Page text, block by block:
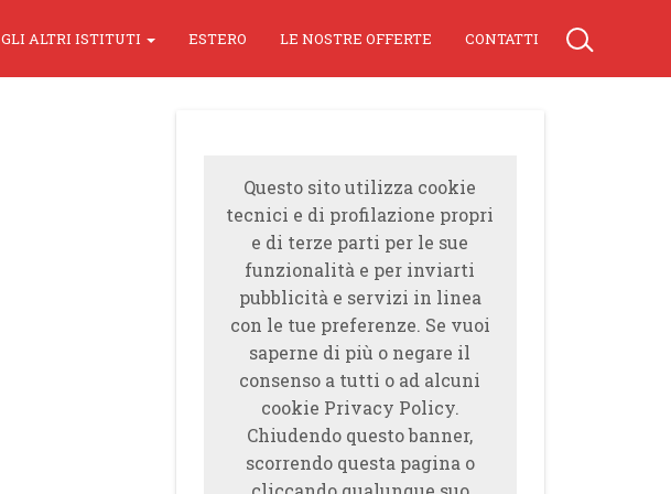
GLI ALTRI ISTITUTI ESTERO LE NOSTRE OFFERTE CONTATTI
Questo sito utilizza cookie
tecnici e di profilazione propri
e di terze parti per le sue
funzionalità e per inviarti
pubblicità e servizi in linea
con le tue preferenze. Se vuoi
saperne di più o negare il
consenso a tutti o ad alcuni
cookie Privacy Policy.
Chiudendo questo banner,
scorrendo questa pagina o